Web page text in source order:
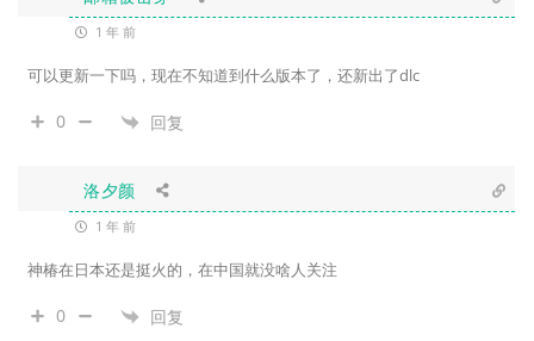
1 年 前
可以更新一下吗，现在不知道到什么版本了，还新出了dlc
0 回复
洛夕颜
1 年 前
神椿在日本还是挺火的，在中国就没啥人关注
0 回复